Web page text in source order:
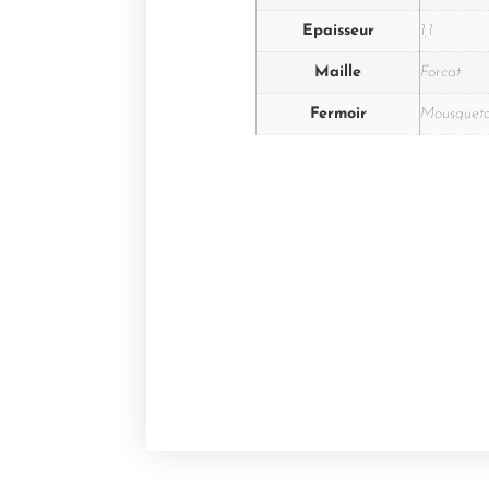
Epaisseur 1,1
Maille Forcat
Fermoir